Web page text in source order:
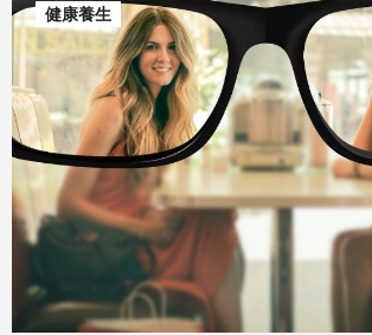
健康養生